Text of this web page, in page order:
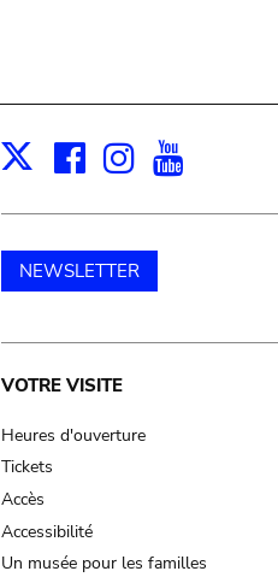
X Facebook
Instagram
NEWSLETTER
Main
navigation
VOTRE VISITE
Heures d'ouverture
Tickets
Accès
Accessibilité
Un musée pour les familles